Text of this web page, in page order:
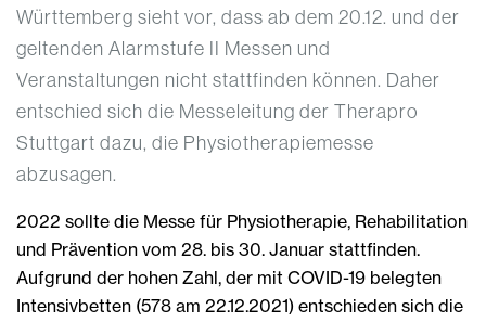
Württemberg sieht vor, dass ab dem 20.12. und der
geltenden Alarmstufe II Messen und
Veranstaltungen nicht stattfinden können. Daher
entschied sich die Messeleitung der Therapro
Stuttgart dazu, die Physiotherapiemesse
abzusagen.
2022 sollte die Messe für Physiotherapie, Rehabilitation
und Prävention vom 28. bis 30. Januar stattfinden.
Aufgrund der hohen Zahl, der mit COVID-19 belegten
Intensivbetten (578 am 22.12.2021) entschieden sich die